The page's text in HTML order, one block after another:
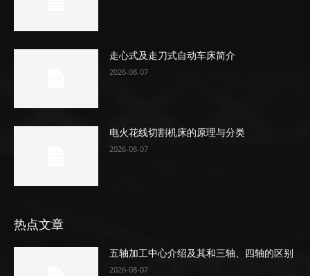
走心式及走刀式自动车床简介
2026-08-07
电火花线切割机床的原理与分类
2026-08-07
热点文章
五轴加工中心介绍及其和三轴、四轴的区别
2026-08-07